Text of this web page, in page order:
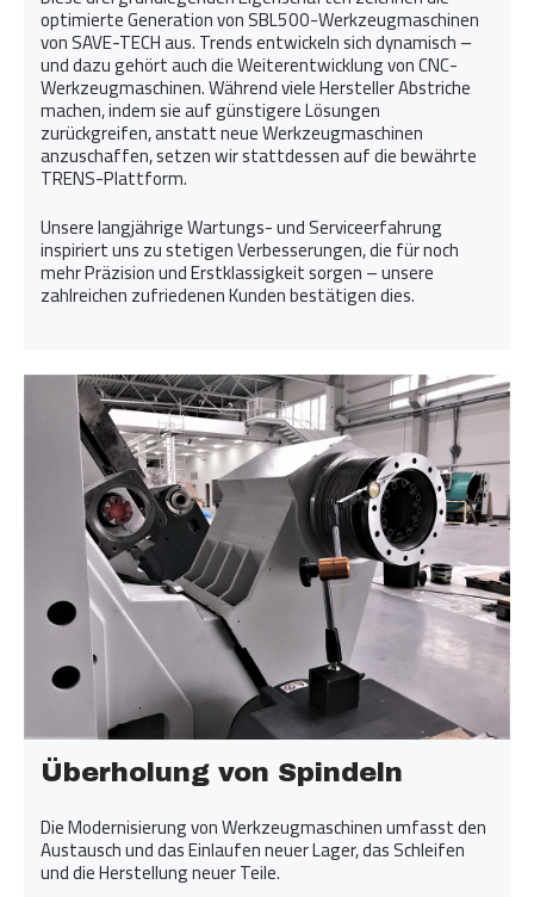
optimierte Generation von SBL500-Werkzeugmaschinen
von SAVE-TECH aus. Trends entwickeln sich dynamisch –
und dazu gehört auch die Weiterentwicklung von CNC-
Werkzeugmaschinen. Während viele Hersteller Abstriche
machen, indem sie auf günstigere Lösungen
zurückgreifen, anstatt neue Werkzeugmaschinen
anzuschaffen, setzen wir stattdessen auf die bewährte
TRENS-Plattform.
Unsere langjährige Wartungs- und Serviceerfahrung
inspiriert uns zu stetigen Verbesserungen, die für noch
mehr Präzision und Erstklassigkeit sorgen – unsere
zahlreichen zufriedenen Kunden bestätigen dies.
Überholung von Spindeln
Die Modernisierung von Werkzeugmaschinen umfasst den
Austausch und das Einlaufen neuer Lager, das Schleifen
und die Herstellung neuer Teile.